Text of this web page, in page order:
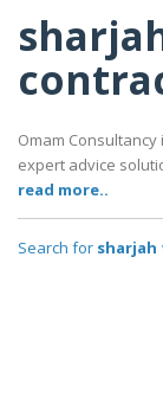
Omam
expert advice
read more..
Search for